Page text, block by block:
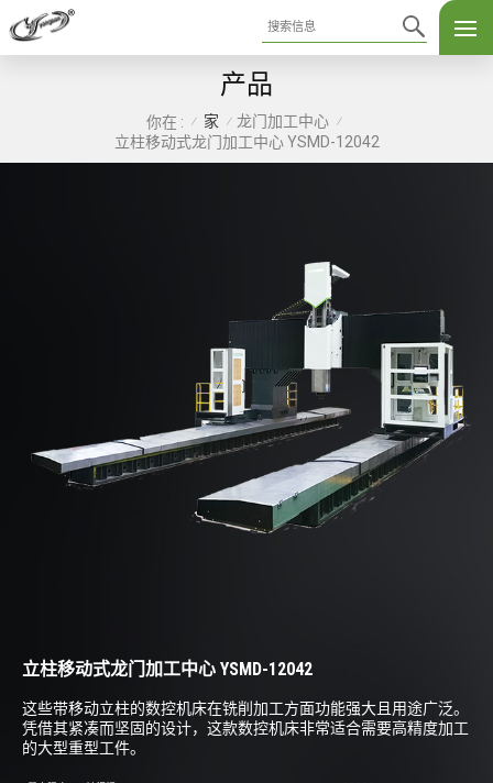
产品
你在 : / 家 / 龙门加工中心 /
立柱移动式龙门加工中心 YSMD-12042
立柱移动式龙门加工中心 YSMD-12042
这些带移动立柱的数控机床在铣削加工方面功能强大且用途广泛。
凭借其紧凑而坚固的设计，这款数控机床非常适合需要高精度加工
的大型重型工件。